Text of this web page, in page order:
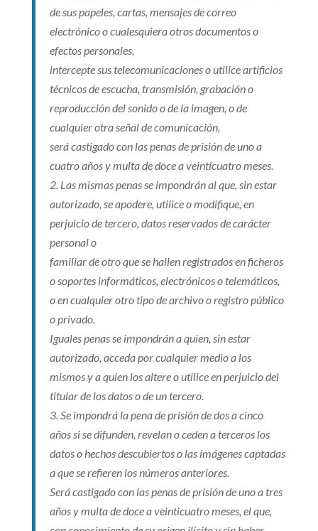
de sus papeles, cartas, mensajes de correo
electrónico o cualesquiera otros documentos o
efectos personales,
intercepte sus telecomunicaciones o utilice artificios
técnicos de escucha, transmisión, grabación o
reproducción del sonido o de la imagen, o de
cualquier otra señal de comunicación,
será castigado con las penas de prisión de uno a
cuatro años y multa de doce a veinticuatro meses.
2. Las mismas penas se impondrán al que, sin estar
autorizado, se apodere, utilice o modifique, en
perjuicio de tercero, datos reservados de carácter
personal o
familiar de otro que se hallen registrados en ficheros
o soportes informáticos, electrónicos o telemáticos,
o en cualquier otro tipo de archivo o registro público
o privado.
Iguales penas se impondrán a quien, sin estar
autorizado, acceda por cualquier medio a los
mismos y a quien los altere o utilice en perjuicio del
titular de los datos o de un tercero.
3. Se impondrá la pena de prisión de dos a cinco
años si se difunden, revelan o ceden a terceros los
datos o hechos descubiertos o las imágenes captadas
a que se refieren los números anteriores.
Será castigado con las penas de prisión de uno a tres
años y multa de doce a veinticuatro meses, el que,